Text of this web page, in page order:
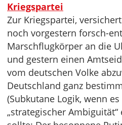
Kriegspartei
Zur Kriegspartei,
noch vorgestern forsch-
Marschflugkörper an die
und gestern einen
vom deutschen Volke
Deutschland ganz
(Subkutane Logik, wenn
„strategischer